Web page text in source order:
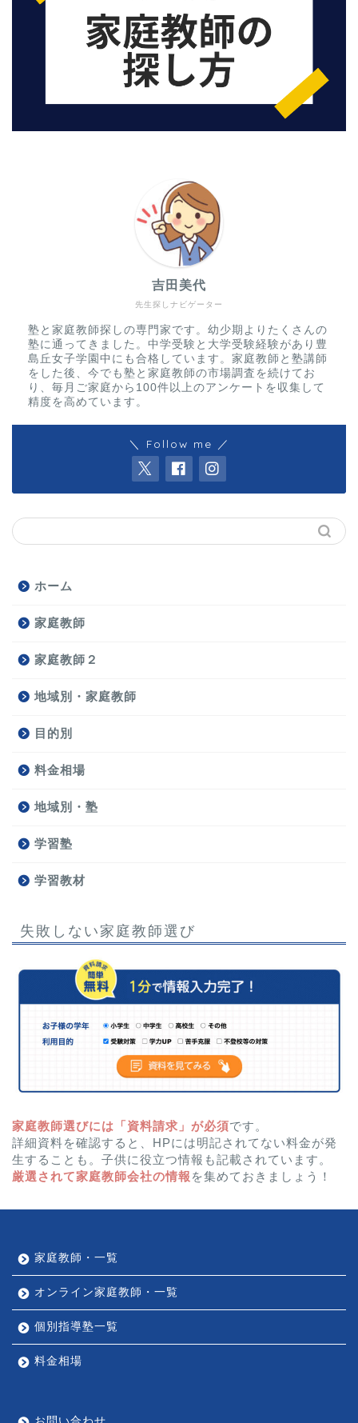
先生探しナビゲーター
吉田美代
塾と家庭教師探しの専門家です。幼少期よりたくさんの
塾に通ってきました。中学受験と大学受験経験があり豊
島丘女子学園中にも合格しています。家庭教師と塾講師
をした後、今でも塾と家庭教師の市場調査を続けてお
り、毎月ご家庭から100件以上のアンケートを収集して
精度を高めています。
＼ Follow me ／
ホーム
家庭教師
家庭教師２
地域別・家庭教師
目的別
料金相場
地域別・塾
学習塾
学習教材
失敗しない家庭教師選び
家庭教師選びには「資料請求」が必須です。
詳細資料を確認すると、HPには明記されてない料金が発
生することも。子供に役立つ情報も記載されています。
厳選されて家庭教師会社の情報 を集めておきましょう！
家庭教師・一覧
オンライン家庭教師・一覧
個別指導塾一覧
料金相場